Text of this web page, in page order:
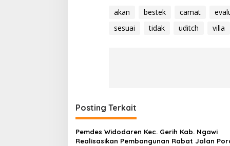
akan bestek camat
sesuai
tidak uditch villa
Posting Terkait
Pemdes Widodaren Kec. Gerih Kab. Ngawi
Realisasikan Pembangunan Rabat Jalan